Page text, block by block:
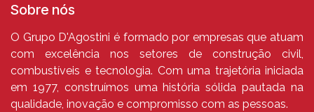
Sobre nós
O Grupo D'Agostini é formado por empresas que atuam
com excelência nos setores de construção civil,
combustíveis e tecnologia. Com uma trajetória iniciada
em 1977, construímos uma história sólida pautada na
qualidade, inovação e compromisso com as pessoas.